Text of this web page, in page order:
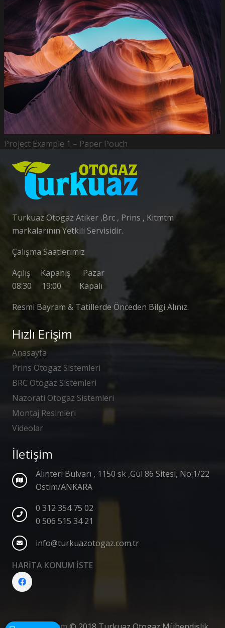
Project Example 1 – Paper Pouch
Turkuaz Otogaz Atiker ,Brc , Prins , Kitmtm
markalarının Yetkili Servisidir.
Çalışma Saatlerimiz
Açılış Kapanış Pazar
08:30 19:00 Kapalı
Resmi Bayram & Tatillerde Önceden Bilgi Alınız.
Hızlı Erişim
Anasayfa
Prins Otogaz Sistemleri
BRC Otogaz Sistemleri
Nazorati Otogaz Sistemleri
Montaj Resimleri
Videolar
İletişim
Alınteri Bulvarı , 1150 sk ,Gül 86 Sitesi, No:1/22
Ostim/ANKARA
0 312 354 75 02
0 506 515 34 21
info@turkuazotogaz.com.tr
HARİTA KONUM İSTE